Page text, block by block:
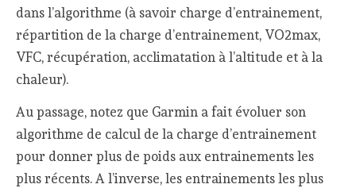
dans l’algorithme (à savoir charge d’entrainement,
répartition de la charge d’entrainement, VO2max,
VFC, récupération, acclimatation à l’altitude et à la
chaleur).
Au passage, notez que Garmin a fait évoluer son
algorithme de calcul de la charge d’entrainement
pour donner plus de poids aux entrainements les
plus récents. A l’inverse, les entrainements les plus